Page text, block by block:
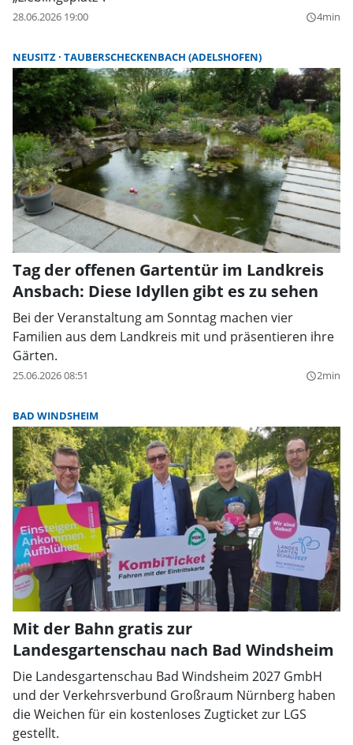
28.06.2026 19:00 query_builder4min
NEUSITZ TAUBERSCHECKENBACH (ADELSHOFEN)
Tag der offenen Gartentür im Landkreis
Ansbach: Diese Idyllen gibt es zu sehen
Bei der Veranstaltung am Sonntag machen vier
Familien aus dem Landkreis mit und präsentieren ihre
Gärten.
25.06.2026 08:51 query_builder2min
BAD WINDSHEIM
Mit der Bahn gratis zur
Landesgartenschau nach Bad Windsheim
Die Landesgartenschau Bad Windsheim 2027 GmbH
und der Verkehrsverbund Großraum Nürnberg haben
die Weichen für ein kostenloses Zugticket zur LGS
gestellt.